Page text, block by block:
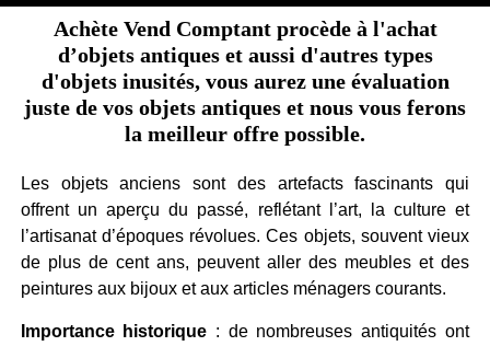
Achète Vend Comptant procède à l'achat
d’objets antiques et aussi d'autres types
d'objets inusités, vous aurez une évaluation
juste de vos objets antiques et nous vous ferons
la meilleur offre possible.
Les objets anciens sont des artefacts fascinants qui
offrent un aperçu du passé, reflétant l’art, la culture et
l’artisanat d’époques révolues. Ces objets, souvent vieux
de plus de cent ans, peuvent aller des meubles et des
peintures aux bijoux et aux articles ménagers courants.
Importance historique: de nombreuses antiquités ont